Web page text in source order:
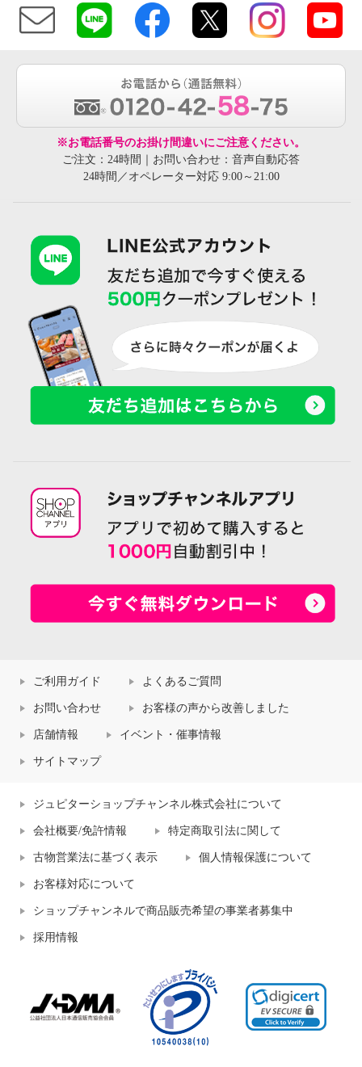
※お電話番号のお掛け間違いにご注意ください。
ご注文：24時間｜お問い合わせ：音声自動応答
24時間／オペレーター対応 9:00～21:00
ご利用ガイド よくあるご質問
お問い合わせ お客様の声から改善しました
店舗情報 イベント・催事情報
サイトマップ
ジュピターショップチャンネル株式会社について
会社概要/免許情報 特定商取引法に関して
古物営業法に基づく表示 個人情報保護について
お客様対応について
ショップチャンネルで商品販売希望の事業者募集中
採用情報